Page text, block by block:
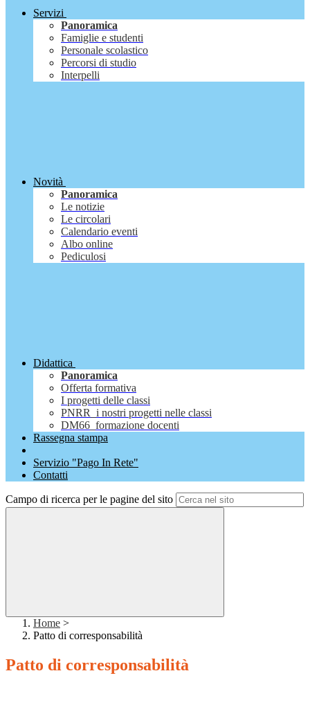
Servizi
Panoramica
Famiglie e studenti
Personale scolastico
Percorsi di studio
Interpelli
Novità
Panoramica
Le notizie
Le circolari
Calendario eventi
Albo online
Pediculosi
Didattica
Panoramica
Offerta formativa
I progetti delle classi
PNRR_i nostri progetti nelle classi
DM66_formazione docenti
Rassegna stampa
Servizio "Pago In Rete"
Contatti
Campo di ricerca per le pagine del sito
Home >
Patto di corresponsabilità
Patto di corresponsabilità